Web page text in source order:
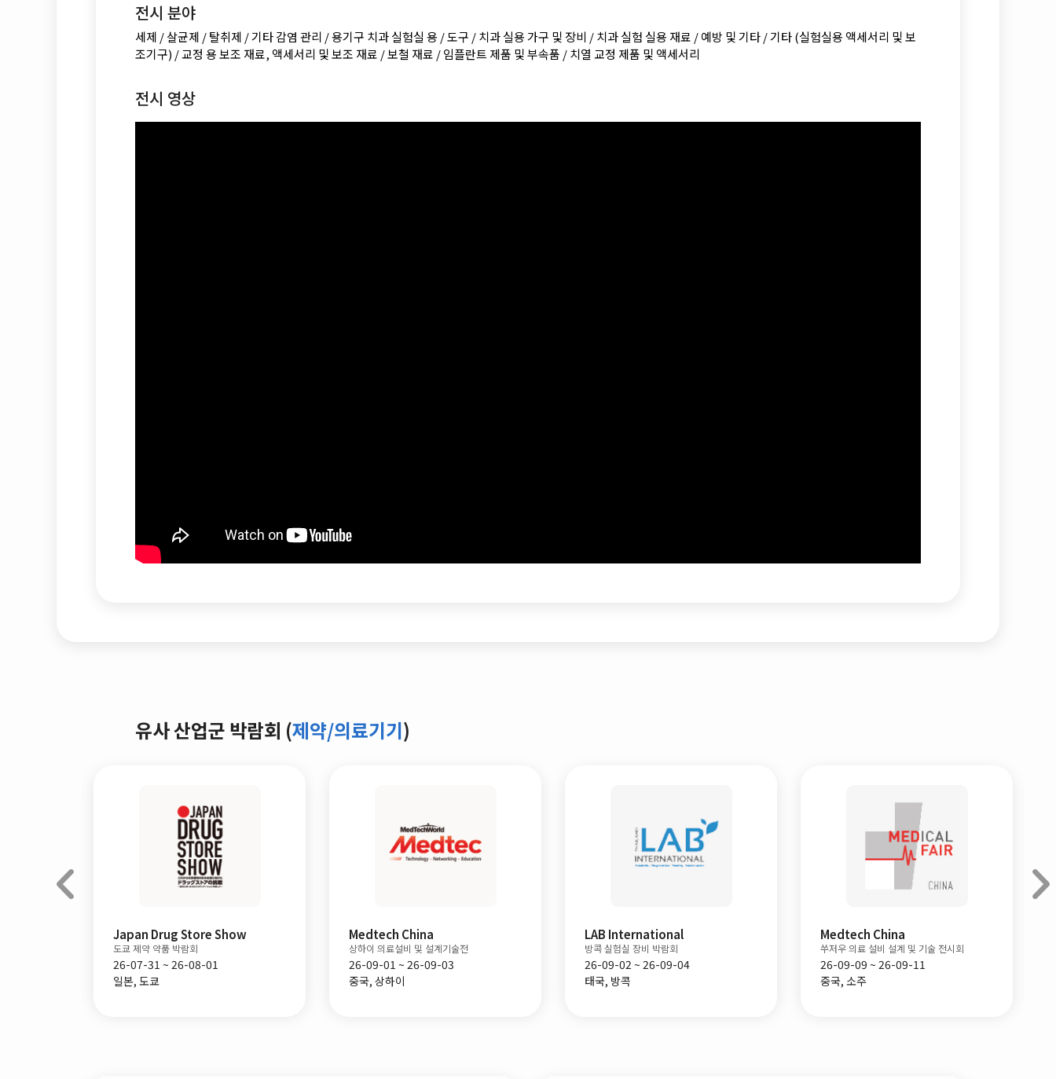
전시 분야
세제 / 살균제 / 탈취제 / 기타 감염 관리 / 용기구 치과 실험실 용 / 도구 / 치과 실용 가구 및 장비 / 치과 실험 실용 재료 / 예방 및 기타 / 기타 (실험실용 액세서리 및 보
조기구) / 교정 용 보조 재료, 액세서리 및 보조 재료 / 보철 재료 / 임플란트 제품 및 부속품 / 치열 교정 제품 및 액세서리
전시 영상
유사 산업군 박람회 (제약/의료기기)
Drug Store Show Medtech China
상하이 의료설비 및 설계기술전 방콕 실험실 장비 박람회 쑤저우 의료 설비 설계 및 기술 전시회 두바이 메디컬 테크 박람회